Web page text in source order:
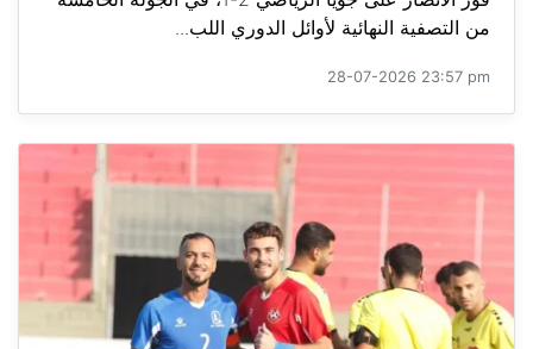
من التصفية النهائية لأوائل الدوري اللب...
28-07-2026 23:57 pm